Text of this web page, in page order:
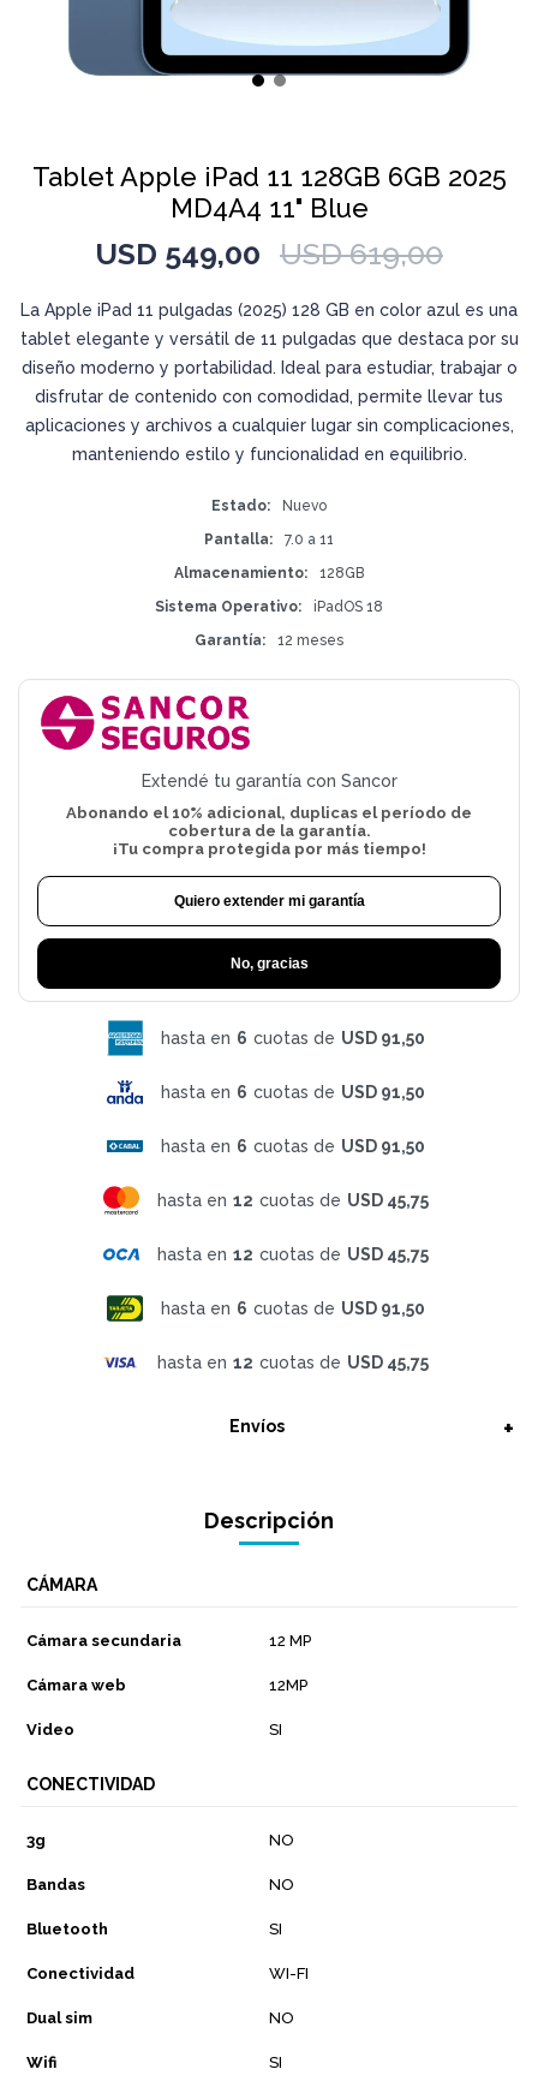
Tablet Apple iPad 11 128GB 6GB 2025
MD4A4 11" Blue
USD 549,00 USD 619,00
La Apple iPad 11 pulgadas (2025) 128 GB en color azul es una
tablet elegante y versátil de 11 pulgadas que destaca por su
diseño moderno y portabilidad. Ideal para estudiar, trabajar o
disfrutar de contenido con comodidad, permite llevar tus
aplicaciones y archivos a cualquier lugar sin complicaciones,
manteniendo estilo y funcionalidad en equilibrio.
Estado
Nuevo
Pantalla
7.0 a 11
Almacenamiento
128GB
Sistema Operativo
iPadOS 18
Garantía
12 meses
Extendé tu garantía con Sancor
Abonando el 10% adicional, duplicas el período de
cobertura de la garantía.
¡Tu compra protegida por más tiempo!
Quiero extender mi garantía
No, gracias
hasta en 6 cuotas de USD 91,50
hasta en 6 cuotas de USD 91,50
hasta en 6 cuotas de USD 91,50
hasta en 12 cuotas de USD 45,75
hasta en 12 cuotas de USD 45,75
hasta en 6 cuotas de USD 91,50
hasta en 12 cuotas de USD 45,75
Envíos
Descripción
CÁMARA
Cámara secundaria 12 MP
Cámara web 12MP
Video SI
CONECTIVIDAD
3g NO
Bandas NO
Bluetooth SI
Conectividad WI-FI
Dual sim NO
Wifi SI